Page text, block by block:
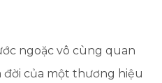
ngoặc vô cùng quan
của một thương hiệu